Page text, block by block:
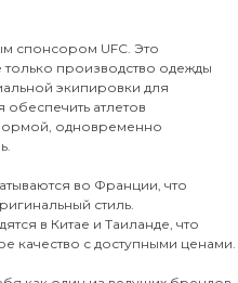
спонсором UFC. Это
только производство одежды
экипировки для
атлетов
одновременно
во Франции, что
стиль.
в Китае и Таиланде, что
качество с доступными ценами.